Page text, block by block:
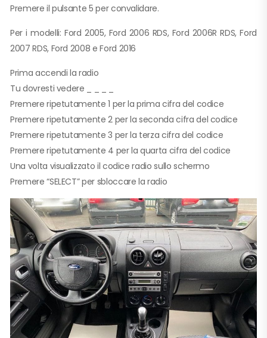
Premere il pulsante 5 per convalidare.
Per i modelli: Ford 2005, Ford 2006 RDS, Ford 2006R RDS, Ford
2007 RDS, Ford 2008 e Ford 2016
Prima accendi la radio
Tu dovresti vedere _ _ _ _
Premere ripetutamente 1 per la prima cifra del codice
Premere ripetutamente 2 per la seconda cifra del codice
Premere ripetutamente 3 per la terza cifra del codice
Premere ripetutamente 4 per la quarta cifra del codice
Una volta visualizzato il codice radio sullo schermo
Premere “SELECT” per sbloccare la radio